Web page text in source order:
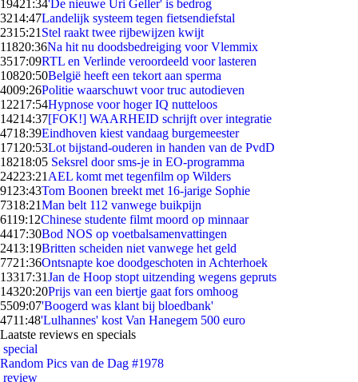
19421:34'De nieuwe Uri Geller' is bedrog
3214:47Landelijk systeem tegen fietsendiefstal
2315:21 Stel raakt twee rijbewijzen kwijt
11820:36Na hit nu doodsbedreiging voor Vlemmix
3517:09RTL en Verlinde veroordeeld voor lasteren
10820:50België heeft een tekort aan sperma
4009:26Politie waarschuwt voor truc autodieven
12217:54Hypnose voor hoger IQ nutteloos
14214:37[FOK!] WAARHEID schrijft over integratie
4718:39Eindhoven kiest vandaag burgemeester
171 20:53Lot bijstand-ouderen in handen van de PvdD
18218:05 Seksrel door sms-je in EO-programma
24223:21 AEL komt met tegenfilm op Wilders
91 23:43Tom Boonen breekt met 16-jarige Sophie
7318:21Man belt 112 vanwege buikpijn
6119:12Chinese studente filmt moord op minnaar
4417:30Bod NOS op voetbalsamenvattingen
2413:19Britten scheiden niet vanwege het geld
7721:36Ontsnapte koe doodgeschoten in Achterhoek
13317:31Jan de Hoop stopt uitzending wegens gepruts
14320:20Prijs van een biertje gaat fors omhoog
5509:07'Boogerd was klant bij bloedbank'
4711:48'Lulhannes' kost Van Hanegem 500 euro
Laatste reviews en specials
special
Random Pics van de Dag #1978
review